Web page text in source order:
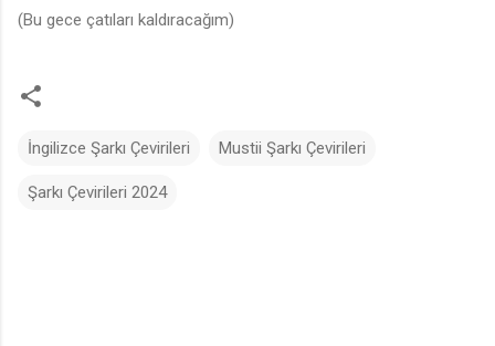
(Bu gece çatıları kaldıracağım)
İngilizce Şarkı Çevirileri Mustii Şarkı Çevirileri
Şarkı Çevirileri 2024